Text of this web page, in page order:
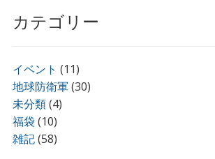
カテゴリー
イベント (11)
地球防衛軍(30)
未分類(4)
福袋 (10)
雑記(58)